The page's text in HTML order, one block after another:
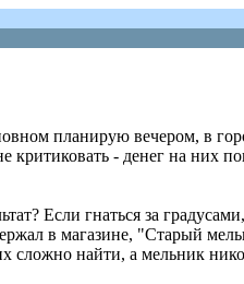
планирую вечером, в
- денег на них
Если гнаться за
в магазине, "Старый
найти, а мельник